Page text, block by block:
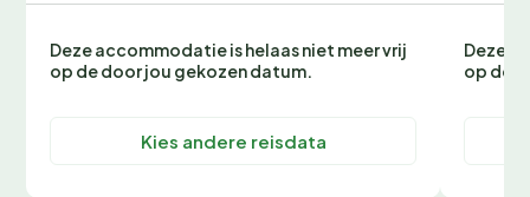
Deze accommodatie is helaas niet meer vrij
op de door jou gekozen datum.
Kies andere reisdata
Deze
op de